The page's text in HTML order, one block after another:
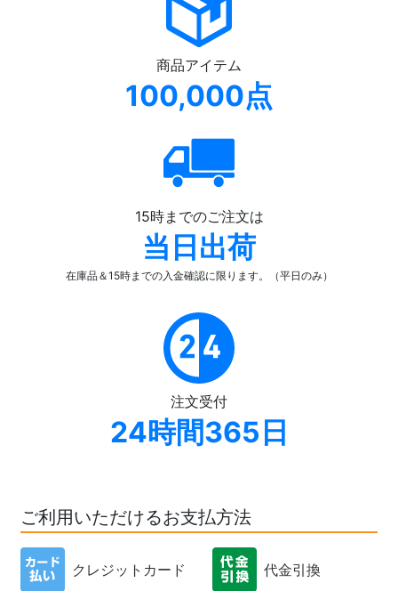
商品アイテム
100,000点
15時までのご注文は
当日出荷
在庫品＆15時までの入金確認に限ります。（平日のみ）
注文受付
24時間365日
ご利用いただけるお支払方法
クレジットカード 代金引換